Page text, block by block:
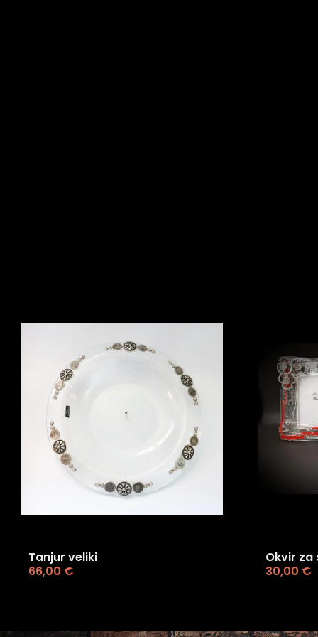
Tanjur veliki
66,00 €
Okvir za
30,00 €